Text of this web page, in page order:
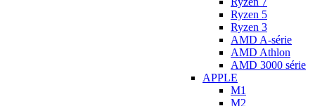
Ryzen 5
Ryzen 3
AMD A-série
AMD Athlon
AMD 3000 série
APPLE
M1
M2